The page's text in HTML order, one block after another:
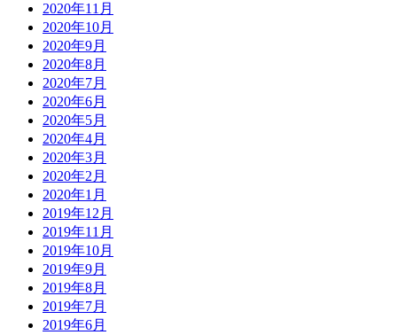
2020年11月
2020年10月
2020年9月
2020年8月
2020年7月
2020年6月
2020年5月
2020年4月
2020年3月
2020年2月
2020年1月
2019年12月
2019年11月
2019年10月
2019年9月
2019年8月
2019年7月
2019年6月